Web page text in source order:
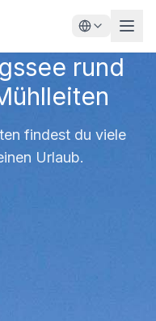
rund
findest du viele
Urlaub.